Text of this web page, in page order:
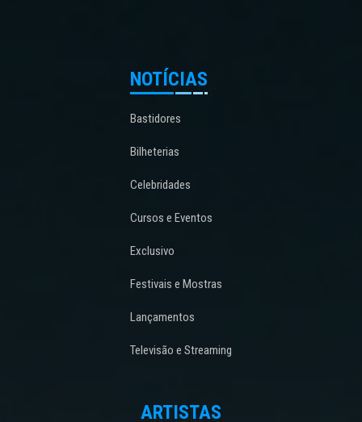
NOTÍCIAS
Bastidores
Bilheterias
Celebridades
Cursos e Eventos
Exclusivo
Festivais e Mostras
Lançamentos
Televisão e Streaming
ARTISTAS